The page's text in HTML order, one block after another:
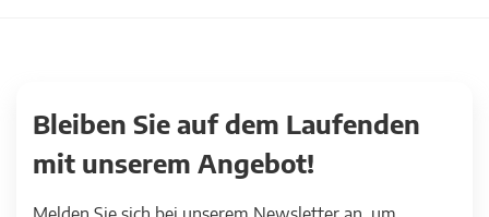
Bleiben Sie auf dem Laufenden
mit unserem Angebot!